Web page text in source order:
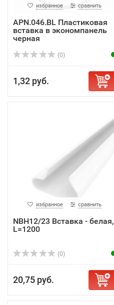
избранное сравнить
APN.046.BL Пластиковая
вставка в экономпанель
черная
(0)
1,32 руб.
избранное сравнить
NBH12/23 Вставка - белая,
L=1200
(0)
20,75 руб.